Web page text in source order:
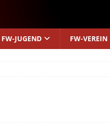
FW-JUGEND FW-VEREIN